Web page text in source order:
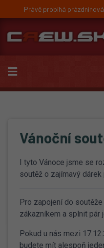
Právě probíhá
Vánoční
I tyto Vánoce jsme se
soutěž o zajímavý
Pro zapojení do
zákazníkem a splnit pár
Pokud u nás mezi
budete mít alespoň